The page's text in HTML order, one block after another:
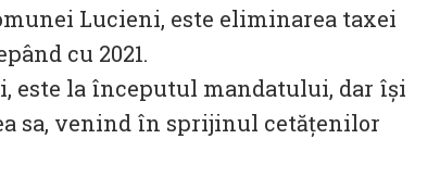
Lucieni, este eliminarea taxei
cu 2021.
este la începutul mandatului, dar își
sa, venind în sprijinul cetățenilor